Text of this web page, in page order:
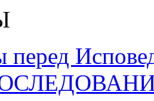
перед